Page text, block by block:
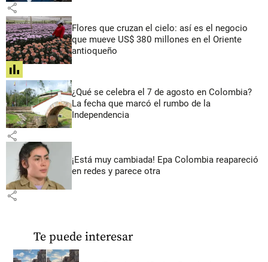
share
Flores que cruzan el cielo: así es el negocio
que mueve US$ 380 millones en el Oriente
antioqueño
share
¿Qué se celebra el 7 de agosto en Colombia?
La fecha que marcó el rumbo de la
Independencia
share
¡Está muy cambiada! Epa Colombia reapareció
en redes y parece otra
share
Te puede interesar